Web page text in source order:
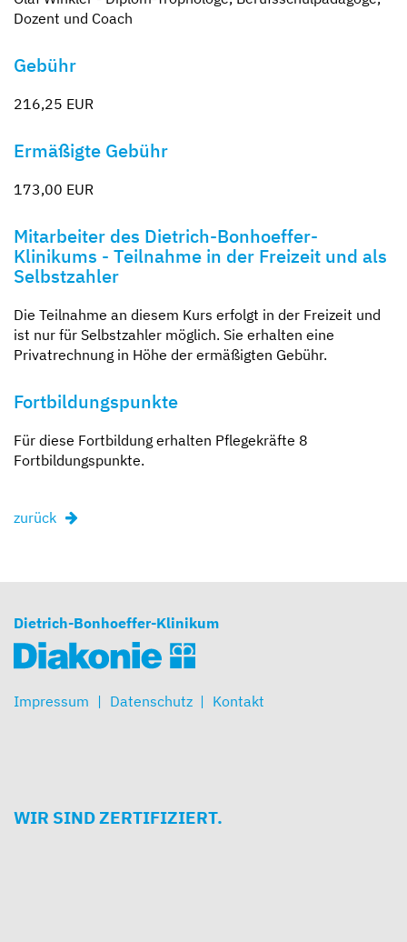
Dozent und Coach
Gebühr
216,25 EUR
Ermäßigte Gebühr
173,00 EUR
Mitarbeiter des Dietrich-Bonhoeffer-
Klinikums - Teilnahme in der Freizeit und als
Selbstzahler
Die Teilnahme an diesem Kurs erfolgt in der Freizeit und
ist nur für Selbstzahler möglich. Sie erhalten eine
Privatrechnung in Höhe der ermäßigten Gebühr.
Fortbildungspunkte
Für diese Fortbildung erhalten Pflegekräfte 8
Fortbildungspunkte.
zurück
Dietrich-Bonhoeffer-Klinikum
Impressum Datenschutz Kontakt
WIR SIND ZERTIFIZIERT.